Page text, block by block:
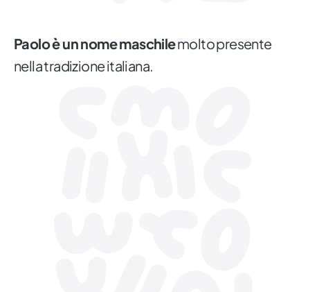
Paolo è un nome maschilemolto presente
nella tradizione italiana.